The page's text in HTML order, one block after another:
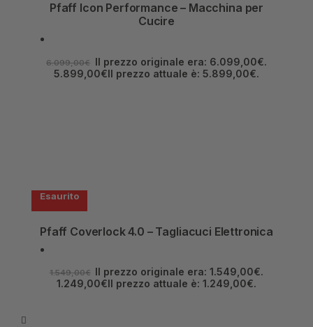
Pfaff Icon Performance – Macchina per
Cucire
6.099,00€ Il prezzo originale era: 6.099,00€.
5.899,00€Il prezzo attuale è: 5.899,00€.
Esaurito
Pfaff Coverlock 4.0 – Tagliacuci Elettronica
1.549,00€ Il prezzo originale era: 1.549,00€.
1.249,00€Il prezzo attuale è: 1.249,00€.